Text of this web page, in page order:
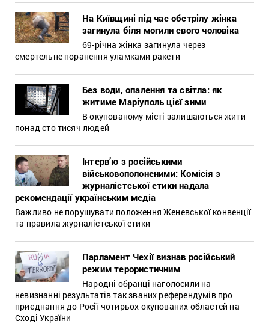
На Київщині під час обстрілу жінка
загинула біля могили свого чоловіка
69-річна жінка загинула через
смертельне поранення уламками ракети
Без води, опалення та світла: як
житиме Маріуполь цієї зими
В окупованому місті залишаються жити
понад сто тисяч людей
Інтерв’ю з російськими
військовополоненими: Комісія з
журналістської етики надала
рекомендації українським медіа
Важливо не порушувати положення Женевської конвенції
та правила журналістської етики
Парламент Чехії визнав російський
режим терористичним
Народні обранці наголосили на
невизнанні результатів так званих референдумів про
приєднання до Росії чотирьох окупованих областей на
Сході України